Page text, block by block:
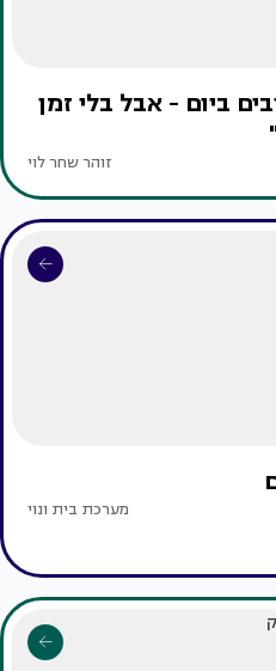
100 עיצובים ביום - אבל בלי זמן
זוהר שחר לוי
מערכת בית ונוי